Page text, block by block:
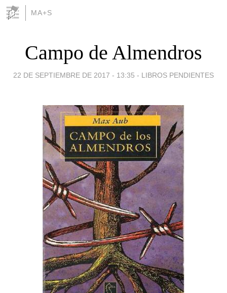
MA+S
Campo de Almendros
22 DE SEPTIEMBRE DE 2017 - 13:35 - LIBROS PENDIENTES